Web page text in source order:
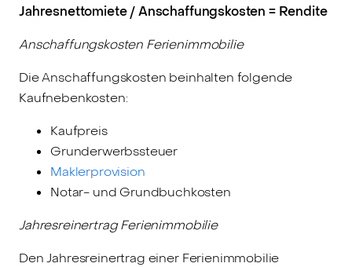
Jahresnettomiete / Anschaffungskosten = Rendite
Anschaffungskosten Ferienimmobilie
Die Anschaffungskosten beinhalten folgende
Kaufnebenkosten:
Kaufpreis
Grunderwerbssteuer
Maklerprovision
Notar- und Grundbuchkosten
Jahresreinertrag Ferienimmobilie
Den Jahresreinertrag einer Ferienimmobilie